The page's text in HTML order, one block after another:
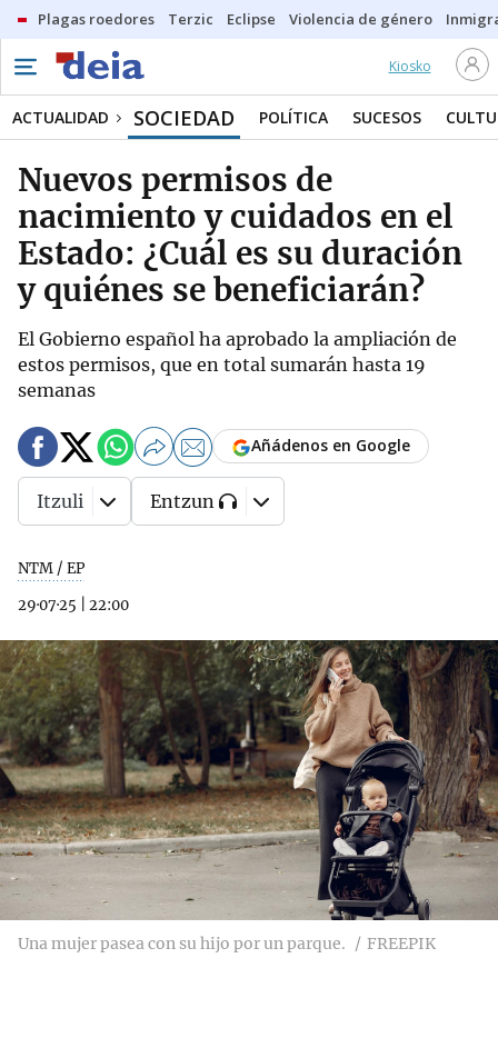
Plagas roedores Terzic Eclipse Violencia de género
Kiosko
ACTUALIDAD SOCIEDAD POLÍTICA SUCESOS
Nuevos permisos de
nacimiento y cuidados en el
Estado: ¿Cuál es su duración
y quiénes se beneficiarán?
El Gobierno español ha aprobado la ampliación de
estos permisos, que en total sumarán hasta 19
semanas
NTM / EP
29·07·25
22:00
Añádenos en Google
Itzuli Entzun
Una mujer pasea con su hijo por un parque. FREEPIK